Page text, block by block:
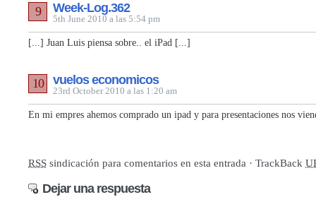
Week-Log.362
5th June 2010 a las 5:54 pm
9
[...] Juan Luis piensa sobre.. el iPad [...]
vuelos economicos
23rd October 2010 a las 1:20 am
10
En mi empres ahemos comprado un ipad y para presentaciones nos
RSS sindicación para comentarios en esta entrada · TrackBack
Dejar una respuesta